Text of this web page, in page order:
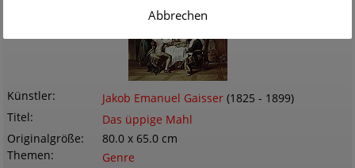
Künstler Jakob Emanuel Gaisser (1825 - 1899)
Titel
Das üppige Mahl
Originalgröße
80.0 x 65.0 cm
Themen
Genre
Abbrechen